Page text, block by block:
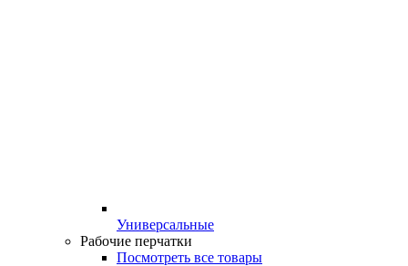
Универсальные
Рабочие перчатки
Посмотреть все товары